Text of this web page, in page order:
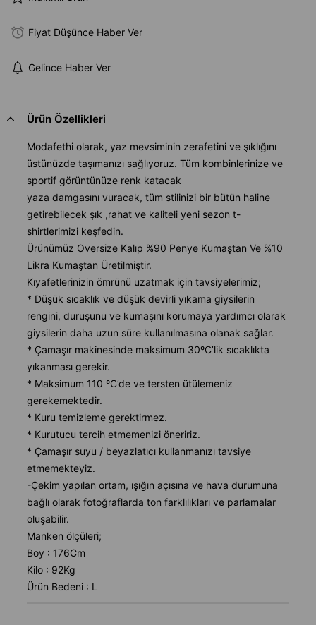
Fiyat Düşünce Haber Ver
Gelince Haber Ver
Ürün Özellikleri
Modafethi olarak, yaz mevsiminin zerafetini ve şıklığını
üstünüzde taşımanızı sağlıyoruz. Tüm kombinlerinize ve
sportif görüntünüze renk katacak
yaza damgasını vuracak, tüm stilinizi bir bütün haline
getirebilecek şık ,rahat ve kaliteli yeni sezon t-
shirtlerimizi keşfedin.
Ürünümüz Oversize Kalıp %90 Penye Kumaştan Ve %10
Likra Kumaştan Üretilmiştir.
Kıyafetlerinizin ömrünü uzatmak için tavsiyelerimiz;
* Düşük sıcaklık ve düşük devirli yıkama giysilerin
rengini, duruşunu ve kumaşını korumaya yardımcı olarak
giysilerin daha uzun süre kullanılmasına olanak sağlar.
* Çamaşır makinesinde maksimum 30ºC’lik sıcaklıkta
yıkanması gerekir.
* Maksimum 110 ºC’de ve tersten ütülemeniz
gerekemektedir.
* Kuru temizleme gerektirmez.
* Kurutucu tercih etmemenizi öneririz.
* Çamaşır suyu / beyazlatıcı kullanmanızı tavsiye
etmemekteyiz.
-Çekim yapılan ortam, ışığın açısına ve hava durumuna
bağlı olarak fotoğraflarda ton farklılıkları ve parlamalar
oluşabilir.
Manken ölçüleri;
Boy : 176Cm
Kilo : 92Kg
Ürün Bedeni : L